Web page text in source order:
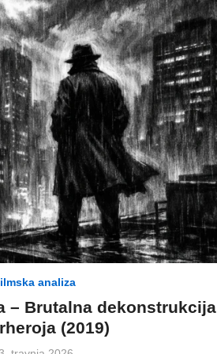
analiza
– Brutalna dekonstrukcija
(2019)